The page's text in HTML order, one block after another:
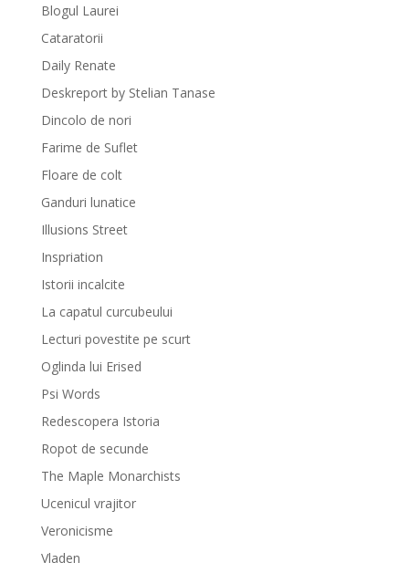
Blogul Laurei
Cataratorii
Daily Renate
Deskreport by Stelian Tanase
Dincolo de nori
Farime de Suflet
Floare de colt
Ganduri lunatice
Illusions Street
Inspriation
Istorii incalcite
La capatul curcubeului
Lecturi povestite pe scurt
Oglinda lui Erised
Psi Words
Redescopera Istoria
Ropot de secunde
The Maple Monarchists
Ucenicul vrajitor
Veronicisme
Vladen